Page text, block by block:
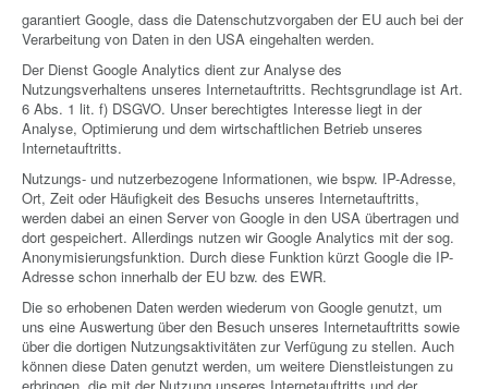
garantiert Google, dass die Datenschutzvorgaben der EU auch bei der
Verarbeitung von Daten in den USA eingehalten werden.
Der Dienst Google Analytics dient zur Analyse des
Nutzungsverhaltens unseres Internetauftritts. Rechtsgrundlage ist Art.
6 Abs. 1 lit. f) DSGVO. Unser berechtigtes Interesse liegt in der
Analyse, Optimierung und dem wirtschaftlichen Betrieb unseres
Internetauftritts.
Nutzungs- und nutzerbezogene Informationen, wie bspw. IP-Adresse,
Ort, Zeit oder Häufigkeit des Besuchs unseres Internetauftritts,
werden dabei an einen Server von Google in den USA übertragen und
dort gespeichert. Allerdings nutzen wir Google Analytics mit der sog.
Anonymisierungsfunktion. Durch diese Funktion kürzt Google die IP-
Adresse schon innerhalb der EU bzw. des EWR.
Die so erhobenen Daten werden wiederum von Google genutzt, um
uns eine Auswertung über den Besuch unseres Internetauftritts sowie
über die dortigen Nutzungsaktivitäten zur Verfügung zu stellen. Auch
können diese Daten genutzt werden, um weitere Dienstleistungen zu